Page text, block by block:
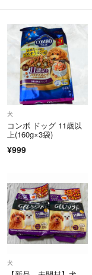
犬
コンボ ドッグ 11歳以
上(160g×3袋)
¥999
犬